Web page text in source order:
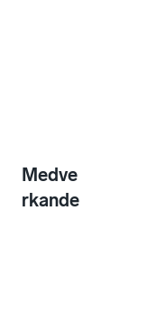
Medve
rkande